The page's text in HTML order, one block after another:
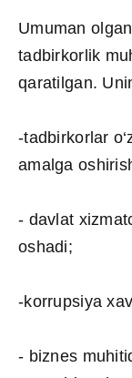
Umuman
tadbirkorlik
qaratilgan.
-tadbirkorlar
amalga
- davlat
oshadi;
-korrupsiya
- biznes